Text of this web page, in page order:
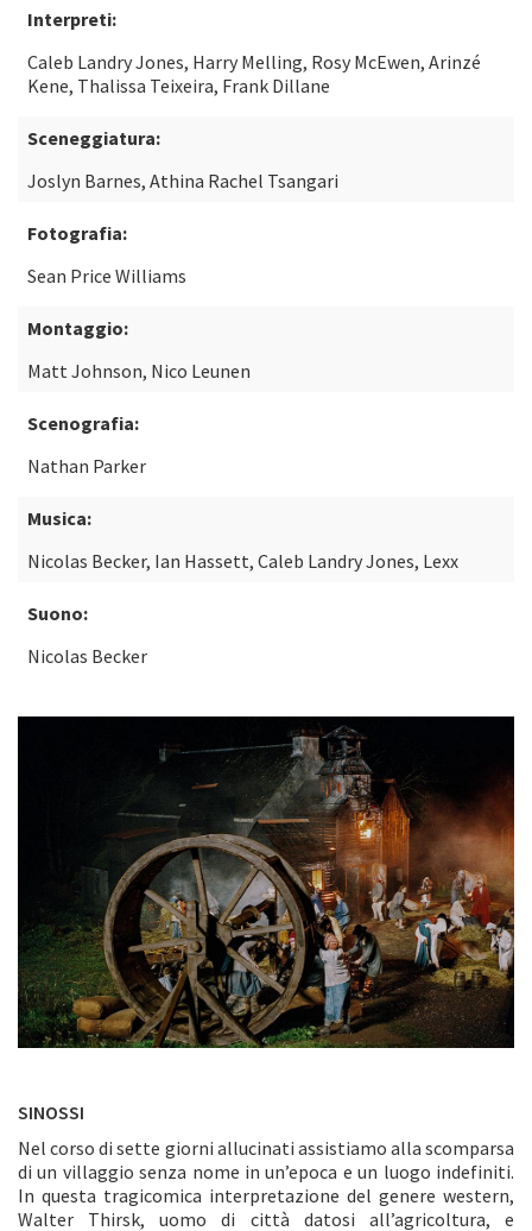
Interpreti:
Caleb Landry Jones, Harry Melling, Rosy McEwen, Arinzé
Kene, Thalissa Teixeira, Frank Dillane
Sceneggiatura:
Joslyn Barnes, Athina Rachel Tsangari
Fotografia:
Sean Price Williams
Montaggio:
Matt Johnson, Nico Leunen
Scenografia:
Nathan Parker
Musica:
Nicolas Becker, Ian Hassett, Caleb Landry Jones, Lexx
Suono:
Nicolas Becker
SINOSSI
Nel corso di sette giorni allucinati assistiamo alla scomparsa
di un villaggio senza nome in un’epoca e un luogo indefiniti.
In questa tragicomica interpretazione del genere western,
Walter Thirsk, uomo di città datosi all’agricoltura, e